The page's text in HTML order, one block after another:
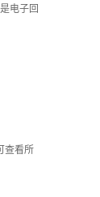
电子回
查看所